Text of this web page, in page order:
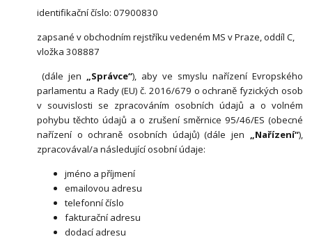
identifikační číslo: 07900830
zapsané v obchodním rejstříku vedeném MS v Praze, oddíl C,
vložka 308887
(dále jen „Správce“), aby ve smyslu nařízení Evropského
parlamentu a Rady (EU) č. 2016/679 o ochraně fyzických osob
v souvislosti se zpracováním osobních údajů a o volném
pohybu těchto údajů a o zrušení směrnice 95/46/ES (obecné
nařízení o ochraně osobních údajů) (dále jen „Nařízení“),
zpracovával/a následující osobní údaje:
jméno a příjmení
emailovou adresu
telefonní číslo
fakturační adresu
dodací adresu